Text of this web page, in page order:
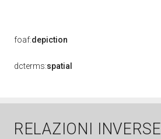
foaf:depiction
dcterms:spatial
RELAZIONI INVERSE